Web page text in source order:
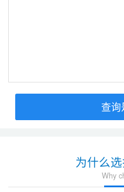
查询
为什么选
Why